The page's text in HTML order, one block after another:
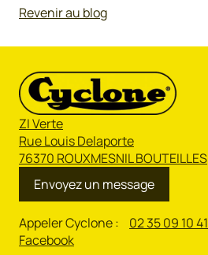
Revenir au blog
ZI Verte
Rue Louis Delaporte
76370 ROUXMESNIL BOUTEILLES
Envoyez un message
Appeler Cyclone : 02 35 09 10 41
Facebook